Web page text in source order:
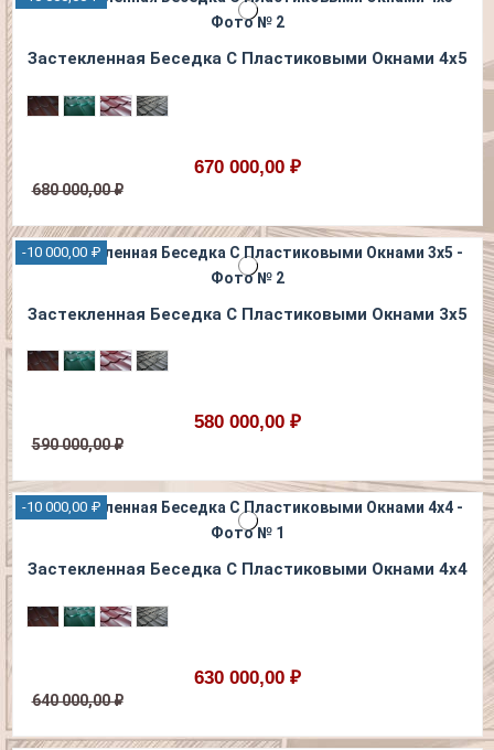
Застекленная Беседка С Пластиковыми Окнами 4х5
670 000,00 ₽
680 000,00 ₽
-10 000,00 ₽
Застекленная Беседка С Пластиковыми Окнами 3х5
580 000,00 ₽
590 000,00 ₽
-10 000,00 ₽
Застекленная Беседка С Пластиковыми Окнами 4х4
630 000,00 ₽
640 000,00 ₽